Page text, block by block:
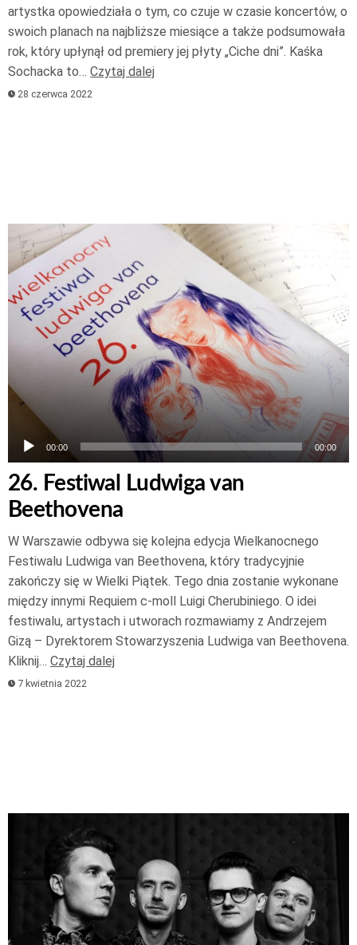
artystka opowiedziała o tym, co czuje w czasie koncertów, o
swoich planach na najbliższe miesiące a także podsumowała
rok, który upłynął od premiery jej płyty „Ciche dni”. Kaśka
Sochacka to… Czytaj dalej
28 czerwca 2022
Odtwarzacz
plików
dźwiękowych
00:00 00:00
26. Festiwal Ludwiga van
Beethovena
W Warszawie odbywa się kolejna edycja Wielkanocnego
Festiwalu Ludwiga van Beethovena, który tradycyjnie
zakończy się w Wielki Piątek. Tego dnia zostanie wykonane
między innymi Requiem c-moll Luigi Cherubiniego. O idei
festiwalu, artystach i utworach rozmawiamy z Andrzejem
Gizą – Dyrektorem Stowarzyszenia Ludwiga van Beethovena.
Kliknij… Czytaj dalej
7 kwietnia 2022
dźwiękowych